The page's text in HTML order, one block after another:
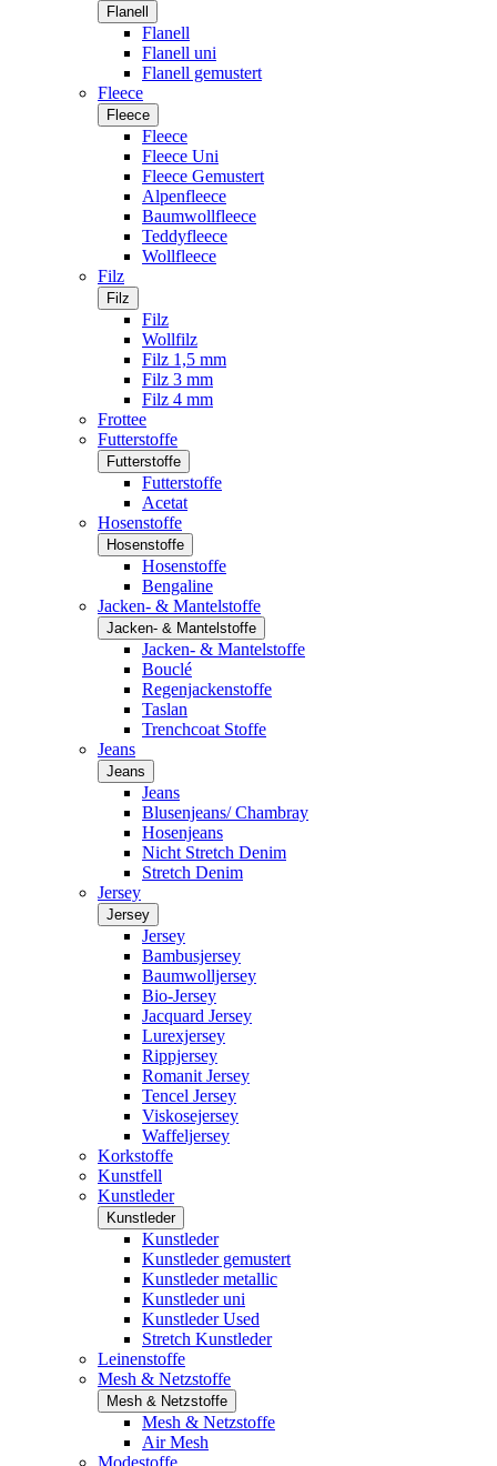
Flanell
Flanell
Flanell uni
Flanell gemustert
Fleece
Fleece
Fleece
Fleece Uni
Fleece Gemustert
Alpenfleece
Baumwollfleece
Teddyfleece
Wollfleece
Filz
Filz
Filz
Wollfilz
Filz 1,5 mm
Filz 3 mm
Filz 4 mm
Frottee
Futterstoffe
Futterstoffe
Futterstoffe
Acetat
Hosenstoffe
Hosenstoffe
Hosenstoffe
Bengaline
Jacken- & Mantelstoffe
Jacken- & Mantelstoffe
Jacken- & Mantelstoffe
Bouclé
Regenjackenstoffe
Taslan
Trenchcoat Stoffe
Jeans
Jeans
Jeans
Blusenjeans/ Chambray
Hosenjeans
Nicht Stretch Denim
Stretch Denim
Jersey
Jersey
Jersey
Bambusjersey
Baumwolljersey
Bio-Jersey
Jacquard Jersey
Lurexjersey
Rippjersey
Romanit Jersey
Tencel Jersey
Viskosejersey
Waffeljersey
Korkstoffe
Kunstfell
Kunstleder
Kunstleder
Kunstleder
Kunstleder gemustert
Kunstleder metallic
Kunstleder uni
Kunstleder Used
Stretch Kunstleder
Leinenstoffe
Mesh & Netzstoffe
Mesh & Netzstoffe
Mesh & Netzstoffe
Air Mesh
Modestoffe